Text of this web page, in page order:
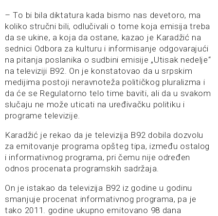
– To bi bila diktatura kada bismo nas devetoro, ma
koliko stručni bili, odlučivali o tome koja emisija treba
da se ukine, a koja da ostane, kazao je Karadžić na
sednici Odbora za kulturu i informisanje odgovarajući
na pitanja poslanika o sudbini emisije „Utisak nedelje“
na televiziji B92. On je konstatovao da u srpskim
medijima postoji neravnoteža političkog pluralizma i
da će se Regulatorno telo time baviti, ali da u svakom
slučaju ne može uticati na uređivačku politiku i
programe televizije.
Karadžić je rekao da je televizija B92 dobila dozvolu
za emitovanje programa opšteg tipa, između ostalog
i informativnog programa, pri čemu nije određen
odnos procenata programskih sadržaja.
On je istakao da televizija B92 iz godine u godinu
smanjuje procenat informativnog programa, pa je
tako 2011. godine ukupno emitovano 98 dana